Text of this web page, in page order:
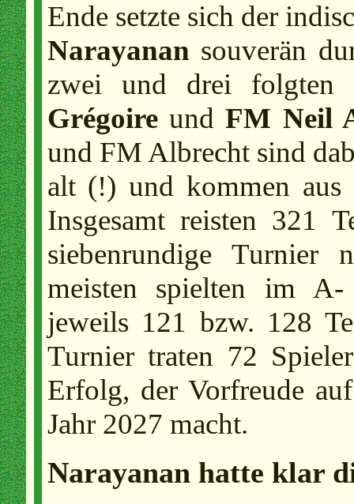
Ende setzte sich der
Narayanan souverän
zwei und drei folgten
GrégoireundFM Neil
und FM Albrecht sind
alt (!) und kommen aus
Insgesamt reisten 321
siebenrundige Turnier
meisten spielten im
jeweils 121 bzw. 128
Turnier traten 72
Erfolg, der Vorfreude
Jahr 2027 macht.
Narayanan hatte klar